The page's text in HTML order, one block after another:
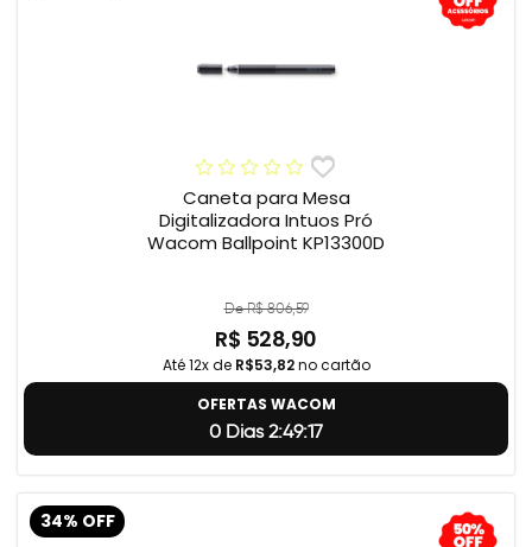
Caneta para Mesa
Digitalizadora Intuos Pró
Wacom Ballpoint KP13300D
De R$ 806,59
R$ 528,90
Até 12x de R$53,82no cartão
OFERTAS WACOM
0 Dias 2:49:17
34% OFF